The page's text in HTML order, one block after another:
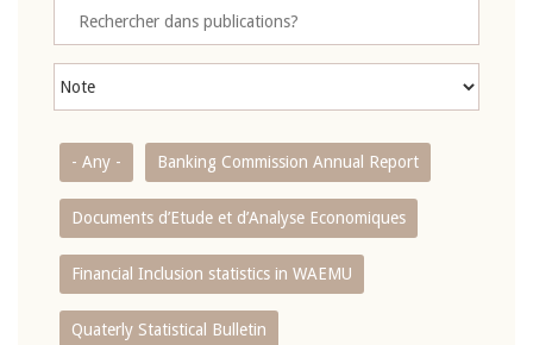
- Any - Banking Commission Annual Report
Documents d’Etude et d’Analyse Economiques
Financial Inclusion statistics in WAEMU
Quaterly Statistical Bulletin